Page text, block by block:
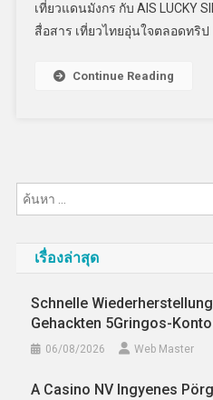
เที่ยวแดนมังกร กับ AIS LUCKY
สื่อสาร เที่ยวไทยอุ่นใจตลอดทริป
Continue Reading
เรื่องล่าสุด
Schnelle
Gehackten 5Gringos-
06/08/2026 Web Master
A Casino NV Ingyenes